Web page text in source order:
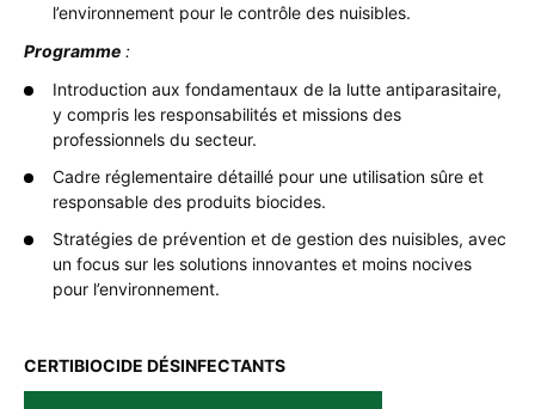
l’environnement pour le contrôle des nuisibles.
Programme :
Introduction aux fondamentaux de la lutte antiparasitaire,
y compris les responsabilités et missions des
professionnels du secteur.
Cadre réglementaire détaillé pour une utilisation sûre et
responsable des produits biocides.
Stratégies de prévention et de gestion des nuisibles, avec
un focus sur les solutions innovantes et moins nocives
pour l’environnement.
CERTIBIOCIDE DÉSINFECTANTS